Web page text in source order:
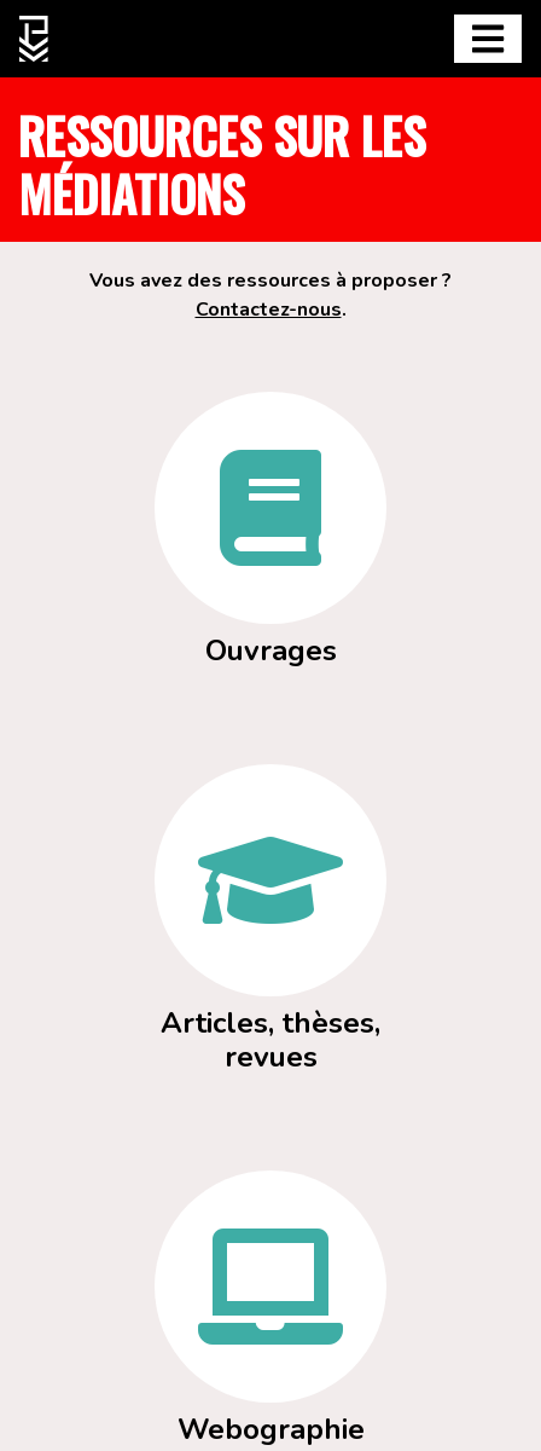
RESSOURCES SUR LES
MÉDIATIONS
Vous avez des ressources à proposer ?
Contactez-nous.
Ouvrages
Articles, thèses,
revues
Webographie